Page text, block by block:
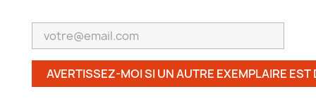
AVERTISSEZ-MOI SI UN AUTRE EXEMPLAIRE EST